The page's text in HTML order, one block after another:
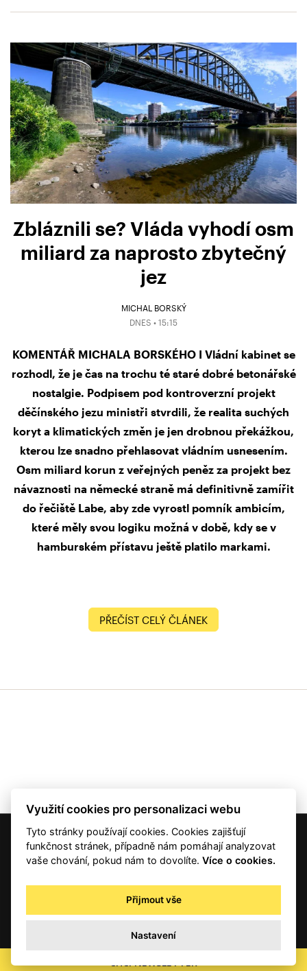
Zbláznili se? Vláda vyhodí osm
miliard za naprosto zbytečný
jez
MICHAL BORSKÝ
DNES • 15:15
KOMENTÁŘ MICHALA BORSKÉHO I Vládní kabinet se
rozhodl, že je čas na trochu té staré dobré betonářské
nostalgie. Podpisem pod kontroverzní projekt
děčínského jezu ministři stvrdili, že realita suchých
koryt a klimatických změn je jen drobnou překážkou,
kterou lze snadno přehlasovat vládním usnesením.
Osm miliard korun z veřejných peněz za projekt bez
návaznosti na německé straně má definitivně zamířit
do řečiště Labe, aby zde vyrostl pomník ambicím,
které měly svou logiku možná v době, kdy se v
hamburském přístavu ještě platilo markami.
PŘEČÍST CELÝ ČLÁNEK
© 2001 — 2026 Copyright CMI News a dodavatelé obsahu. |
Autorská práva
Zpracování osobních údajů - registrovaní a předplatitelé
Zpracování osobních údajů pro novinářské a další účely
Obchodní podmínky
Využití cookies pro personalizaci webu
Tyto stránky používají cookies. Cookies zajišťují
funkčnost stránek, případně nám pomáhají analyzovat
vaše chování, pokud nám to dovolíte.Více o cookies.
Přijmout vše
Nastavení
CHCI NEWSLETTER